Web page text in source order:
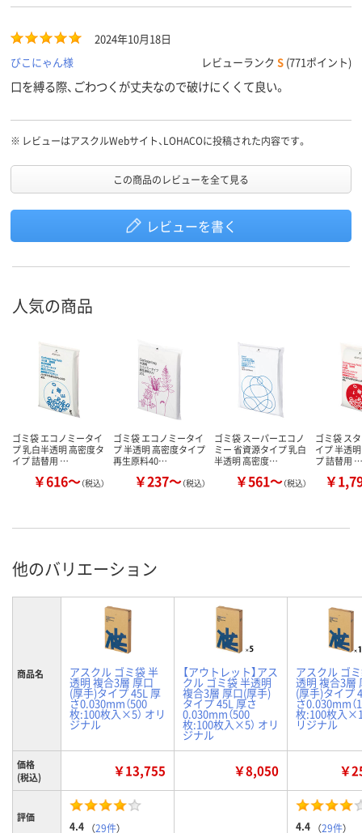
2024年10月18日
びこにゃん様
レビューランク S (771ポイント)
口を縛る際、ごわつくが丈夫なので破けにくくて良い。
※ レビューはアスクルWebサイト、LOHACOに投稿された内容です。
この商品のレビューを全て見る
レビューを書く
人気の商品
ゴミ袋 エコノミータイ
プ 乳白半透明 高密度タ
イプ 詰替用 …
￥616～（税込）
ゴミ袋 エコノミータイ
プ 半透明 高密度タイプ
再生原料40…
￥237～（税込）
ゴミ袋 スーパーエコノ
ミー 省資源タイプ 乳白
半透明 高密度…
￥561～（税込）
ゴミ袋 ス
イプ 半透
プ 詰替用 …
￥
他のバリエーション
商品名 アスクル ゴミ袋 半
透明 複合3層 厚口
(厚手)タイプ 45L 厚
さ0.030mm（500
枚:100枚入×5） オリ
ジナル
【アウトレット】アス
クル ゴミ袋 半透明
複合3層 厚口(厚手)
タイプ 45L 厚さ
0.030mm（500
枚:100枚入×5） オリ
ジナル
アスクル ゴ
透明 複合3層
(厚手)タイプ
さ0.030mm（
枚:100枚入
リジナル
価格
(税込)
￥13,755 ￥8,050 ￥
評価
4.4 （29件） 4.4 （29件）